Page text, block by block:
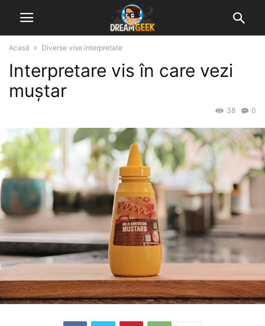
Acasă Diverse vise interpretate
Interpretare vis în care vezi
muștar
0
38